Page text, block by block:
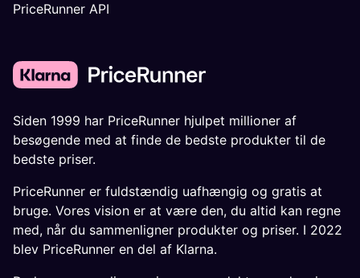
PriceRunner API
Siden 1999 har PriceRunner hjulpet millioner af
besøgende med at finde de bedste produkter til de
bedste priser.
PriceRunner er fuldstændig uafhængig og gratis at
bruge. Vores vision er at være den, du altid kan regne
med, når du sammenligner produkter og priser. I 2022
blev PriceRunner en del af Klarna.